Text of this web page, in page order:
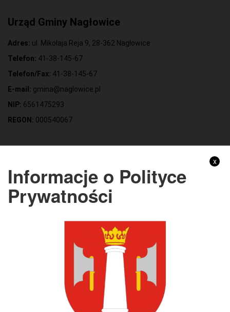
Urząd Gminy Nagłowice
Adres: ul. Mikołaja Reja 9, 28-362 Nagłowice
Telefon: 41-38-145-67
Telefon/Fax: 41-38-145-67
E-mail: gmina@naglowice.pl
NIP: 6561475293
REGON: 000540067
Adres:ul. Mikołaja Reja 9, 28-362 Nagłowice
NIP:6562213721
REGON:
KONTO BANKOWE:
Bank Spółdzielczy Kielce o/Nagłowice
46 84930004 0110 0100 0332 0097
Rachunek odpady komunalne:
44 8493 0004 0110 0100 0332 0133
Godziny pracy
x
Informacje o Polityce
Prywatności